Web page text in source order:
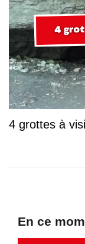
4 grottes à
En ce